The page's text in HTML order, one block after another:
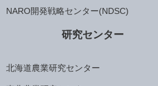
NARO開発戦略センター(NDSC)
研究センター
北海道農業研究センター